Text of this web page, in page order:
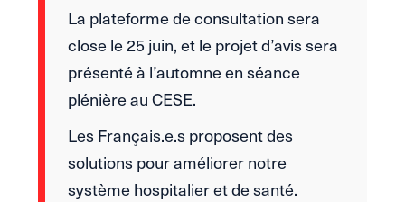
La plateforme de consultation sera
close le 25 juin, et le projet d’avis sera
présenté à l’automne en séance
plénière au CESE.
Les Français.e.s proposent des
solutions pour améliorer notre
système hospitalier et de santé.